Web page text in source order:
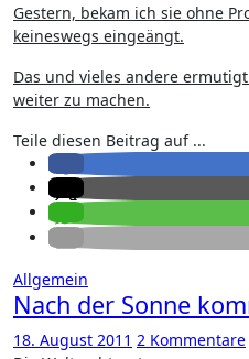
Gestern, bekam ich sie ohne
keineswegs eingeängt.
Das und vieles andere
weiter zu machen.
Teile diesen Beitrag auf ...
Allgemein
Nach der Sonne
18. August 2011 2 Kommentare